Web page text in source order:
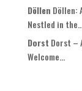
Döllen Döllen:
Nestled in
Dorst Dorst –
Welcome...